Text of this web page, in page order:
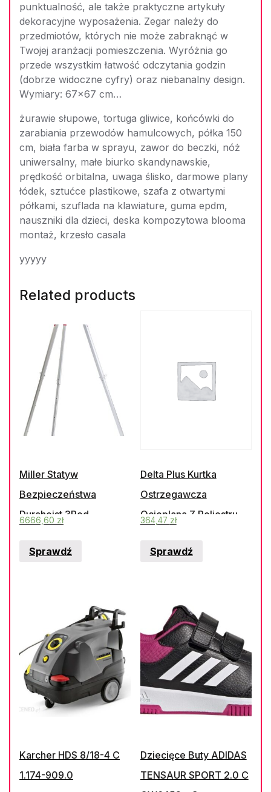
punktualność, ale także praktyczne artykuły
dekoracyjne wyposażenia. Zegar należy do
przedmiotów, których nie może zabraknąć w
Twojej aranżacji pomieszczenia. Wyróżnia go
przede wszystkim łatwość odczytania godzin
(dobrze widoczne cyfry) oraz niebanalny design.
Wymiary: 67×67 cm…
żurawie słupowe, tortuga gliwice, końcówki do
zarabiania przewodów hamulcowych, półka 150
cm, biała farba w sprayu, zawor do beczki, nóż
uniwersalny, małe biurko skandynawskie,
prędkość orbitalna, uwaga ślisko, darmowe plany
łódek, sztućce plastikowe, szafa z otwartymi
półkami, szuflada na klawiature, guma epdm,
nauszniki dla dzieci, deska kompozytowa blooma
montaż, krzesło casala
yyyyy
Related products
Miller Statyw
Bezpieczeństwa
Durahoist 3Pod
6666,60 zł
Sprawdź
Delta Plus Kurtka
Ostrzegawcza
Ocieplana Z Poliestru
Pu Kolor
Corp Stra2Orxg
364,47 zł
Sprawdź
Karcher HDS 8/18-4 C
1.174-909.0
Dziecięce Buty ADIDAS
TENSAUR SPORT 2.0 C